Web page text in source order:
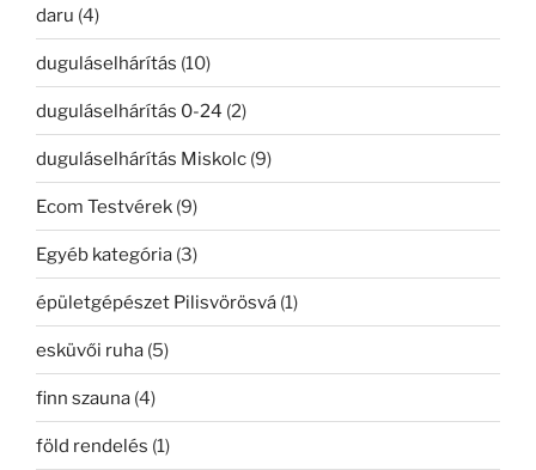
daru (4)
duguláselhárítás (10)
duguláselhárítás 0-24 (2)
duguláselhárítás Miskolc (9)
Ecom Testvérek (9)
Egyéb kategória (3)
épületgépészet Pilisvörösvá (1)
esküvői ruha (5)
finn szauna (4)
föld rendelés (1)